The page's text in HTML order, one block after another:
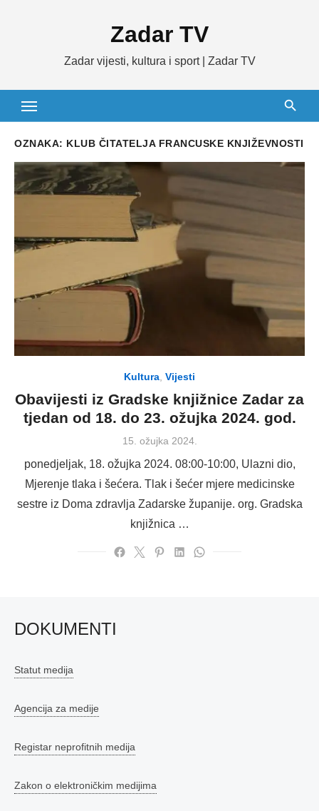
Zadar TV
Zadar vijesti, kultura i sport | Zadar TV
OZNAKA: KLUB ČITATELJA FRANCUSKE KNJIŽEVNOSTI
Kultura Vijesti
Obavijesti iz Gradske knjižnice Zadar za
tjedan od 18. do 23. ožujka 2024. god.
Posted
15. ožujka 2024.
ponedjeljak, 18. ožujka 2024. 08:00-10:00, Ulazni dio,
Mjerenje tlaka i šećera. Tlak i šećer mjere medicinske
sestre iz Doma zdravlja Zadarske županije. org. Gradska
knjižnica …
DOKUMENTI
Statut medija
Agencija za medije
Registar neprofitnih medija
Zakon o elektroničkim medijima